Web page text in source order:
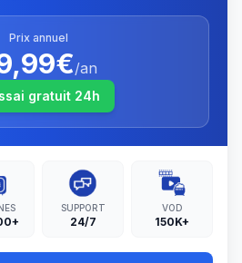
Prix annuel
/an
gratuit 24h
SUPPORT
24/7
VOD
150K+